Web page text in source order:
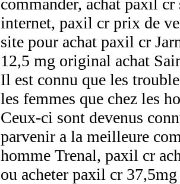
commander, achat paxil
internet, paxil cr prix de
site pour achat paxil cr
12,5 mg original achat
Il est connu que les
les femmes que chez les
Ceux-ci sont devenus
parvenir а la meilleure
homme Trenal, paxil cr
ou acheter paxil cr